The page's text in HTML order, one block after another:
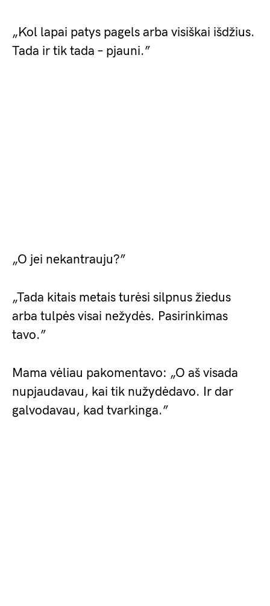
„Kol lapai patys pagels arba visiškai išdžius.
Tada ir tik tada – pjauni.”
„O jei nekantrauju?”
„Tada kitais metais turėsi silpnus žiedus
arba tulpės visai nežydės. Pasirinkimas
tavo.”
Mama vėliau pakomentavo: „O aš visada
nupjaudavau, kai tik nužydėdavo. Ir dar
galvodavau, kad tvarkinga.”